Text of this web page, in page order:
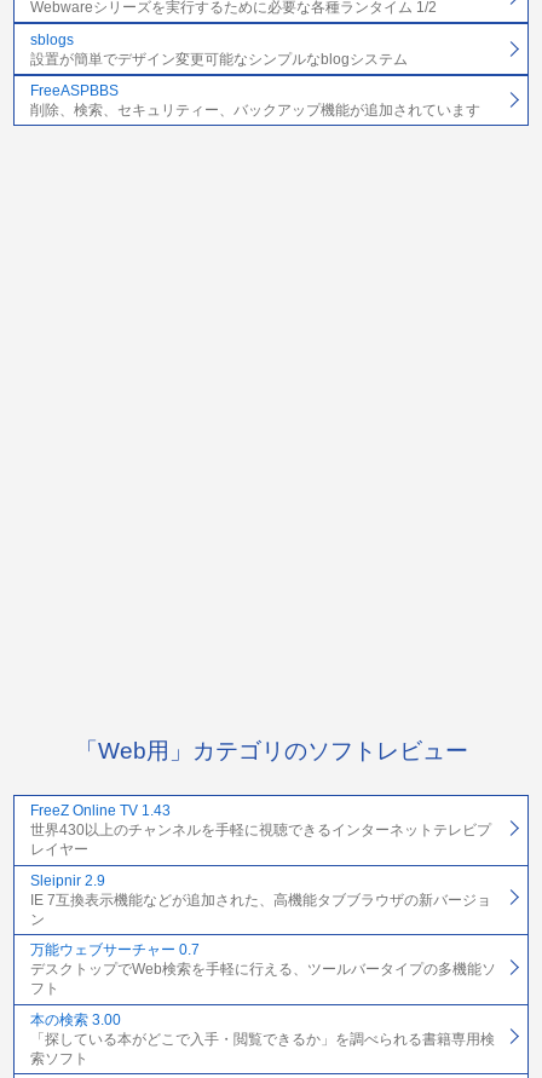
Webwareシリーズを実行するために必要な各種ランタイム 1/2
sblogs
設置が簡単でデザイン変更可能なシンプルなblogシステム
FreeASPBBS
削除、検索、セキュリティー、バックアップ機能が追加されています
「Web用」カテゴリのソフトレビュー
FreeZ Online TV 1.43
世界430以上のチャンネルを手軽に視聴できるインターネットテレビプ
レイヤー
Sleipnir 2.9
IE 7互換表示機能などが追加された、高機能タブブラウザの新バージョ
ン
万能ウェブサーチャー 0.7
デスクトップでWeb検索を手軽に行える、ツールバータイプの多機能ソ
フト
本の検索 3.00
「探している本がどこで入手・閲覧できるか」を調べられる書籍専用検
索ソフト